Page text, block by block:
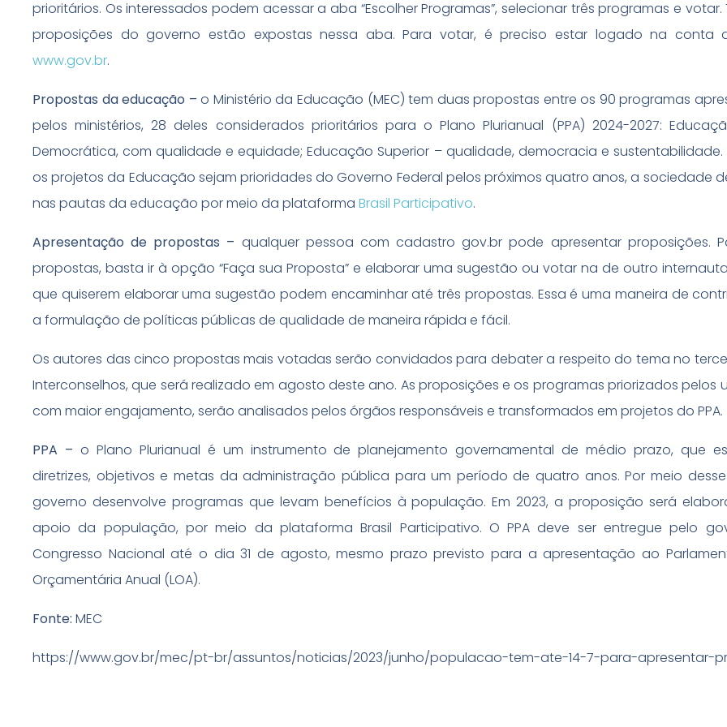
prioritários. Os interessados podem acessar a aba “Escolher Programas”, selecionar três programas e
proposições do governo estão expostas nessa aba. Para votar, é preciso estar logado na conta
www.gov.br.
Propostas da educação – o Ministério da Educação (MEC) tem duas propostas entre os 90 programas
pelos ministérios, 28 deles considerados prioritários para o Plano Plurianual (PPA) 2024-2027:
Democrática, com qualidade e equidade; Educação Superior – qualidade, democracia e sustentabilidade.
os projetos da Educação sejam prioridades do Governo Federal pelos próximos quatro anos, a sociedade
nas pautas da educação por meio da plataforma Brasil Participativo.
Apresentação de propostas – qualquer pessoa com cadastro gov.br pode apresentar proposições.
propostas, basta ir à opção “Faça sua Proposta” e elaborar uma sugestão ou votar na de outro
que quiserem elaborar uma sugestão podem encaminhar até três propostas. Essa é uma maneira de
a formulação de políticas públicas de qualidade de maneira rápida e fácil.
Os autores das cinco propostas mais votadas serão convidados para debater a respeito do tema no
Interconselhos, que será realizado em agosto deste ano. As proposições e os programas priorizados pelos
com maior engajamento, serão analisados pelos órgãos responsáveis e transformados em projetos do PPA.
PPA – o Plano Plurianual é um instrumento de planejamento governamental de médio prazo, que
diretrizes, objetivos e metas da administração pública para um período de quatro anos. Por meio
governo desenvolve programas que levam benefícios à população. Em 2023, a proposição será
apoio da população, por meio da plataforma Brasil Participativo. O PPA deve ser entregue pelo
Congresso Nacional até o dia 31 de agosto, mesmo prazo previsto para a apresentação ao
Orçamentária Anual (LOA).
Fonte: MEC
https://www.gov.br/mec/pt-br/assuntos/noticias/2023/junho/populacao-tem-ate-14-7-para-apresentar-